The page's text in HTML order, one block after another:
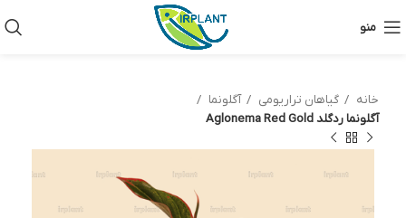
منو
خانه گیاهان تراریومی
آگلونما
آگلونما ردگلد Aglonema Red Gold